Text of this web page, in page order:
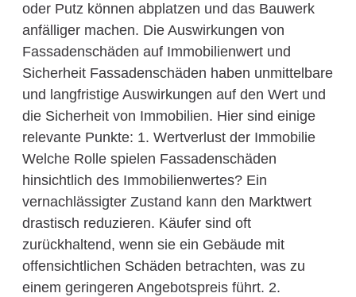
oder Putz können abplatzen und das Bauwerk
anfälliger machen. Die Auswirkungen von
Fassadenschäden auf Immobilienwert und
Sicherheit Fassadenschäden haben unmittelbare
und langfristige Auswirkungen auf den Wert und
die Sicherheit von Immobilien. Hier sind einige
relevante Punkte: 1. Wertverlust der Immobilie
Welche Rolle spielen Fassadenschäden
hinsichtlich des Immobilienwertes? Ein
vernachlässigter Zustand kann den Marktwert
drastisch reduzieren. Käufer sind oft
zurückhaltend, wenn sie ein Gebäude mit
offensichtlichen Schäden betrachten, was zu
einem geringeren Angebotspreis führt. 2.